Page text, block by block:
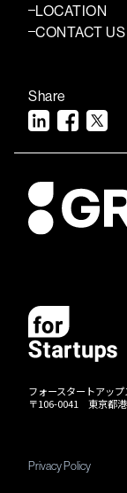
フォースタートアッ
〒106-0041 東京都
Privacy Policy
LOCATION
CONTACT US
Share